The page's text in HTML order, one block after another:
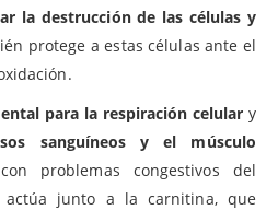
la destrucción de las células y
protege a estas células ante el
para la respiración celular y
sanguíneos y el músculo
problemas congestivos del
actúa junto a la carnitina, que